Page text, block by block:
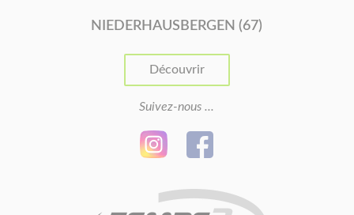
NIEDERHAUSBERGEN (67)
Découvrir
Suivez-nous ...